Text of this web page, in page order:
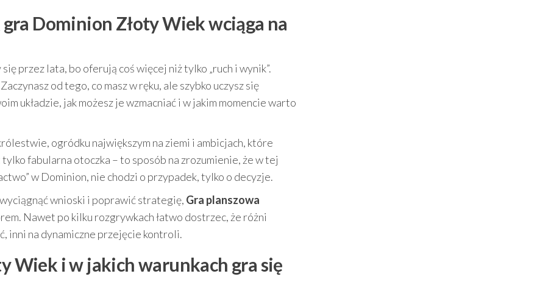
Dominion Złoty Wiek wciąga na
przez lata, bo oferują coś więcej niż tylko „ruch i wynik”.
od tego, co masz w ręku, ale szybko uczysz się
układzie, jak możesz je wzmacniać i w jakim momencie warto
ogródku największym na ziemi i ambicjach, które
fabularna otoczka – to sposób na zrozumienie, że w tej
w Dominion, nie chodzi o przypadek, tylko o decyzje.
wnioski i poprawić strategię, Gra planszowa
Nawet po kilku rozgrywkach łatwo dostrzec, że różni
inni na dynamiczne przejęcie kontroli.
Wiek i w jakich warunkach gra się